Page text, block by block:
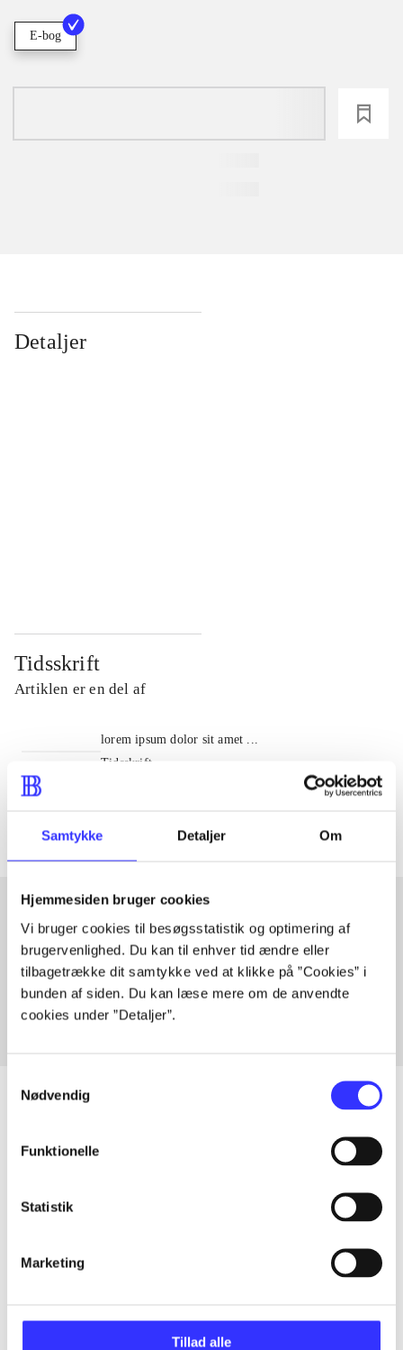
Samtykke Detaljer Om
Hjemmesiden bruger cookies
Vi bruger cookies til besøgsstatistik og optimering af
brugervenlighed. Du kan til enhver tid ændre eller
tilbagetrække dit samtykke ved at klikke på ”Cookies” i
bunden af siden. Du kan læse mere om de anvendte
cookies under ”Detaljer”.
Nødvendig
Funktionelle
Statistik
Marketing
Tillad alle
E-bog
Detaljer
Tidsskrift
Artiklen er en del af
lorem ipsum dolor sit amet ...
Tidsskrift
Artiklerne i
Artikler med samme emner
Fra
Artikler